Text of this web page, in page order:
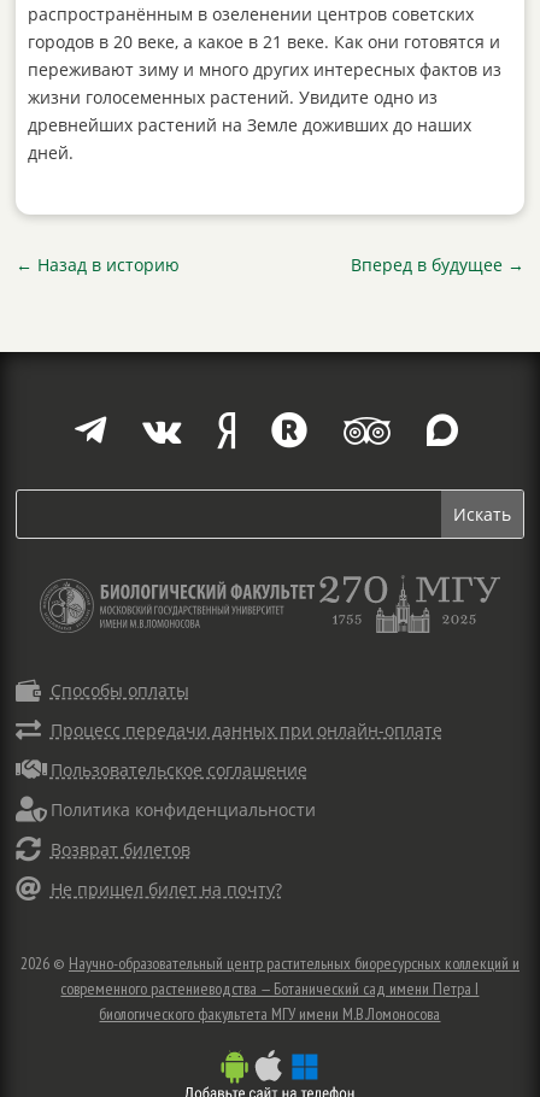
распространённым в озеленении центров советских
городов в 20 веке, а какое в 21 веке. Как они готовятся и
переживают зиму и много других интересных фактов из
жизни голосеменных растений. Увидите одно из
древнейших растений на Земле доживших до наших
дней.
← Назад в историю Вперед в будущее→
     
 Способы оплаты
 Процесс передачи данных при онлайн-оплате
 Пользовательское соглашение
 Политика конфиденциальности
 Возврат билетов
 Не пришел билет на почту?
2026 © Научно-образовательный центр растительных биоресурсных коллекций и
современного растениеводства — Ботанический сад имени Петра I
биологического факультета МГУ имени М.В.Ломоносова